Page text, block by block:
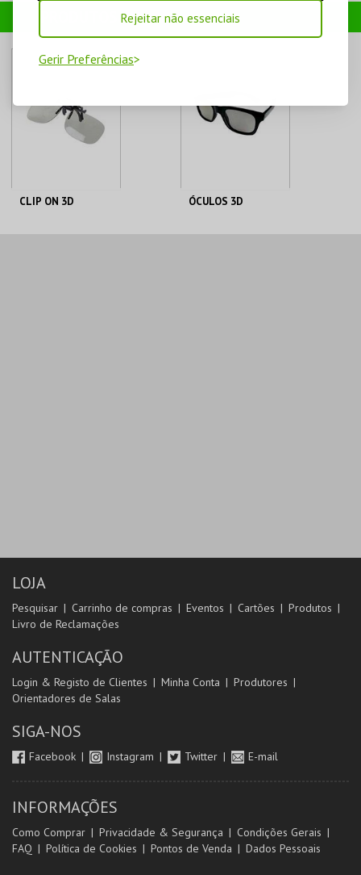
Rejeitar não essenciais
Gerir Preferências
CLIP ON 3D ÓCULOS 3D
LOJA
Pesquisar Carrinho de compras Eventos Cartões
Produtos
Livro de Reclamações
AUTENTICAÇÃO
Login & Registo de Clientes Minha Conta
Produtores
Orientadores de Salas
SIGA-NOS
Facebook Instagram Twitter E-mail
INFORMAÇÕES
Como Comprar Privacidade & Segurança
Condições Gerais
FAQ
Política de Cookies Pontos de Venda Dados Pessoais